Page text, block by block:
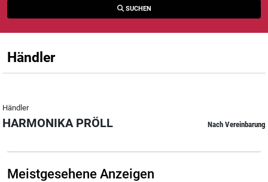
SUCHEN
Händler
Händler
Nach Vereinbarung
HARMONIKA PRÖLL
Meistgesehene Anzeigen